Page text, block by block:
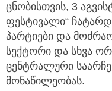
ცნობისთვის, 3
ფესტივალი“
პარტიები და
სექტორი და სხვა
ცენტრალური
მონაწილეობას.